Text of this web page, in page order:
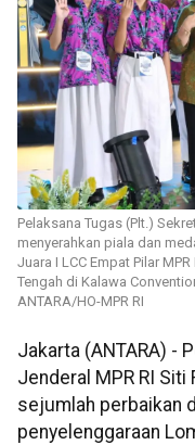
Pelaksana Tugas (Plt.)
menyerahkan piala dan
Juara I LCC Empat Pilar
Tengah di Kalawa
ANTARA/HO-MPR RI
Jakarta (ANTARA) -
Jenderal MPR RI Siti
sejumlah perbaikan
penyelenggaraan